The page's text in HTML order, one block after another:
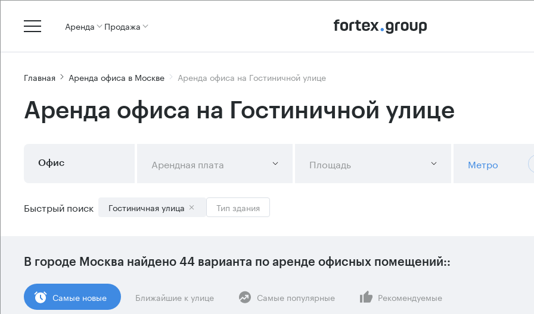
Аренда Продажа
Главная Аренда офиса в Москве Аренда офиса на Гостиничной улице
Аренда офиса на Гостиничной улице
Офис Арендная плата Площадь Метро
Быстрый поиск Гостиничная улица Тип здания
В городе Москва найдено 44 варианта по аренде офисных помещений::
Cамые новые Ближайшие к улице Самые популярные Рекомендуемые